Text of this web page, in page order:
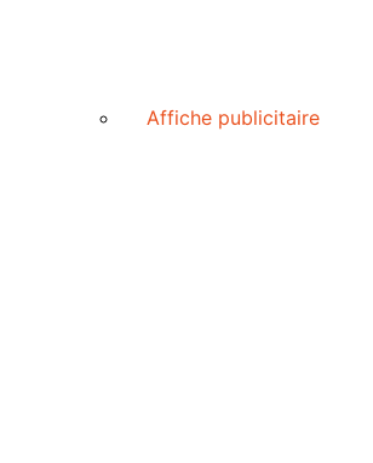
Affiche publicitaire